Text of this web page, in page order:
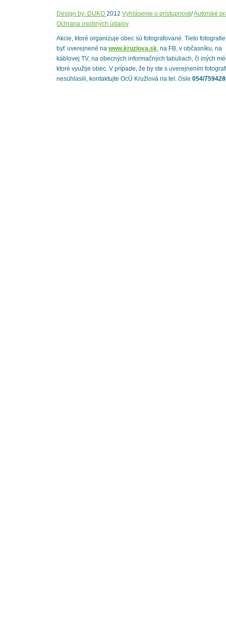
Design by: DUKO 2012 Vyhlásenie o prístupnosti/Autorské
Ochrana osobných údajov
Akcie, ktoré organizuje obec sú fotografované. Tieto
byť uverejnené na www.kruzlova.sk, na FB, v občasníku, na
káblovej TV, na obecných informačných tabuliach, či iných
ktoré využije obec. V prípade, že by ste s uverejnením
nesúhlasili, kontaktujte OcÚ Kružlová na tel. čísle 054/